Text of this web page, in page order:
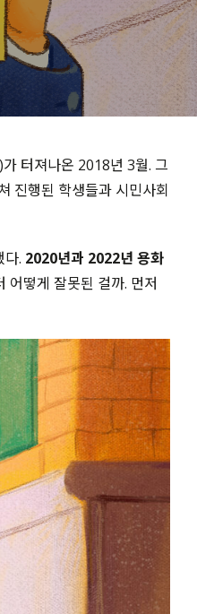
터져나온 2018년 3월. 그
진행된 학생들과 시민사회
다. 2020년과 2022년 용화
어떻게 잘못된 걸까. 먼저